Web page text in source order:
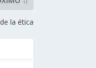
la ética